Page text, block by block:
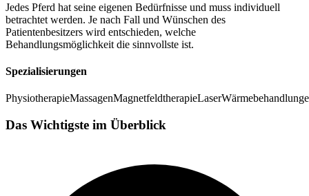
Jedes Pferd hat seine eigenen Bedürfnisse und muss individuell
betrachtet werden. Je nach Fall und Wünschen des
Patientenbesitzers wird entschieden, welche
Behandlungsmöglichkeit die sinnvollste ist.
Spezialisierungen
PhysiotherapieMassagenMagnetfeldtherapieLaser
Das Wichtigste im Überblick